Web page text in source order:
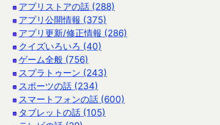
アプリストアの話 (288)
アプリ公開情報 (375)
アプリ更新/修正情報 (286)
クイズいろいろ (40)
ゲーム全般 (756)
スプラトゥーン (243)
スポーツの話 (234)
スマートフォンの話 (600)
タブレットの話 (105)